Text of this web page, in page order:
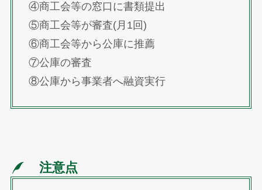
④商工会等の窓口に書類提出
⑤商工会等が審査(月1回)
⑥商工会等から公庫に推薦
⑦公庫の審査
⑧公庫から事業者へ融資実行
注意点